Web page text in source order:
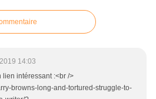
14:03
lien intéressant :<br />
browns-long-and-tortured-struggle-to-